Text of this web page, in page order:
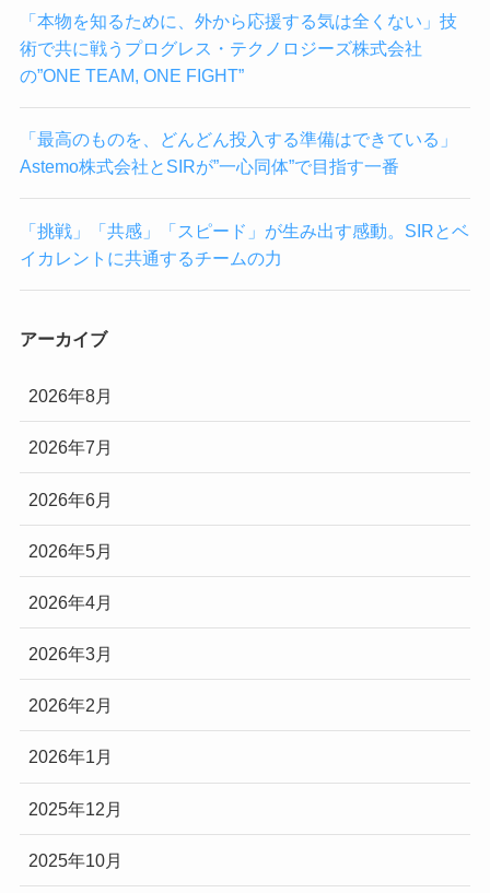
「本物を知るために、外から応援する気は全くない」技
術で共に戦うプログレス・テクノロジーズ株式会社
の”ONE TEAM, ONE FIGHT”
「最高のものを、どんどん投入する準備はできている」
Astemo株式会社とSIRが”一心同体”で目指す一番
「挑戦」「共感」「スピード」が生み出す感動。SIRとベ
イカレントに共通するチームの力
アーカイブ
2026年8月
2026年7月
2026年6月
2026年5月
2026年4月
2026年3月
2026年2月
2026年1月
2025年12月
2025年10月